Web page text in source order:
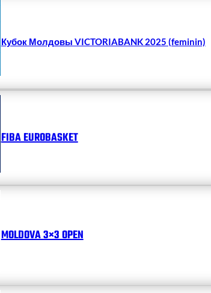
Кубок Молдовы VICTORIABANK 2025 (feminin)
FIBA EUROBASKET
MOLDOVA 3×3 OPEN